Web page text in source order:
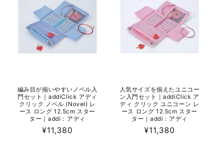
編み目が揃いやすいノベル入
門セット｜addiClick アディ
クリック ノベル (Novel) レ
ース ロング 12.5cm スター
ター｜addi：アディ
通
¥11,380
人気サイズを揃えたユニコー
ン入門セット｜addiClick ア
ディ クリック ユニコーン レ
ース ロング 12.5cm スター
ター｜addi：アディ
通
¥11,380